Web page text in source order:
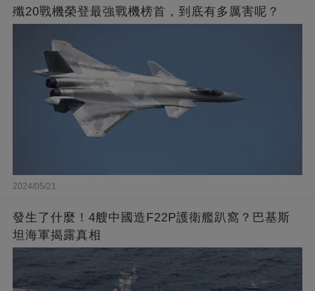
殲20戰機榮登最強戰機榜首，到底有多厲害呢？
2024/05/21
發生了什麼！4艘中國造F22P護衛艦趴窩？巴基斯
坦海軍揭露真相